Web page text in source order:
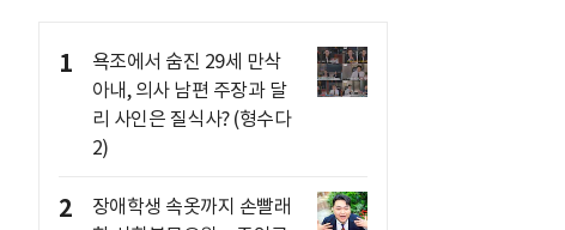
1
욕조에서 숨진 29세 만삭
아내, 의사 남편 주장과 달
리 사인은 질식사? (형수다
2)
2
장애학생 속옷까지 손빨래